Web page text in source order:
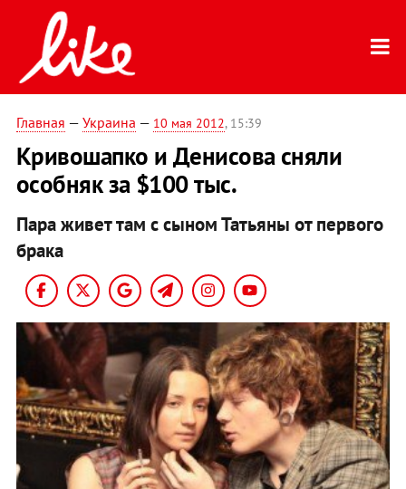
Главная — Украина — 10 мая 2012, 15:39
Кривошапко и Денисова сняли
особняк за $100 тыс.
Пара живет там с сыном Татьяны от первого
брака